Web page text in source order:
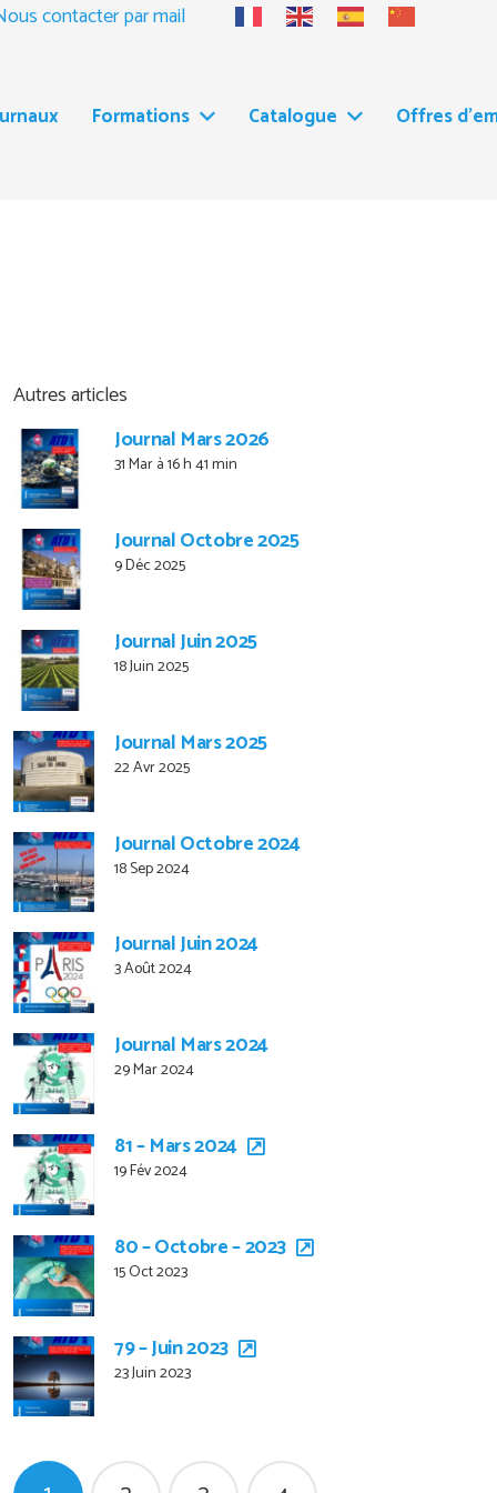
contacter par mail
Formations Catalogue Offres
Autres articles
Journal Mars 2026
31 Mar à 16 h 41 min
Journal Octobre 2025
9 Déc 2025
Journal Juin 2025
18 Juin 2025
Journal Mars 2025
22 Avr 2025
Journal Octobre 2024
18 Sep 2024
Journal Juin 2024
3 Août 2024
Journal Mars 2024
29 Mar 2024
81 – Mars 2024
19 Fév 2024
80 – Octobre – 2023
15 Oct 2023
79 – Juin 2023
23 Juin 2023